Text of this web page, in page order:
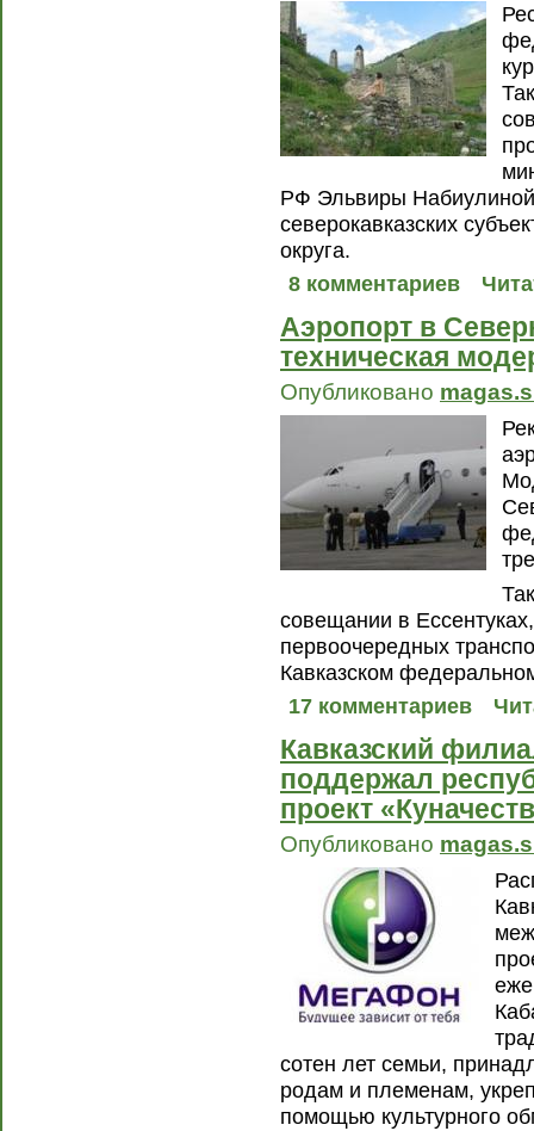
РФ Эльвиры
северокавказских
округа.
8 комментариев
Аэропорт в
техническая
Опубликовано
совещании в
первоочередных
Кавказском
17 комментариев
Кавказский
поддержал
проект
Опубликовано
сотен лет семьи,
родам и племенам,
помощью культурного